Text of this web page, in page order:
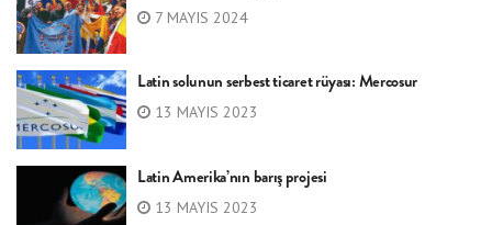
7 MAYIS 2024
Latin solunun serbest ticaret rüyası: Mercosur
13 MAYIS 2023
Latin Amerika’nın barış projesi
13 MAYIS 2023